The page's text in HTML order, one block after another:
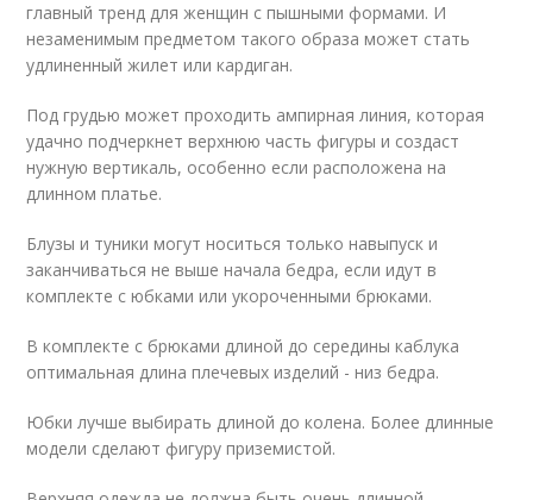
главный тренд для женщин с пышными формами. И
незаменимым предметом такого образа может стать
удлиненный жилет или кардиган.
Под грудью может проходить ампирная линия, которая
удачно подчеркнет верхнюю часть фигуры и создаст
нужную вертикаль, особенно если расположена на
длинном платье.
Блузы и туники могут носиться только навыпуск и
заканчиваться не выше начала бедра, если идут в
комплекте с юбками или укороченными брюками.
В комплекте с брюками длиной до середины каблука
оптимальная длина плечевых изделий - низ бедра.
Юбки лучше выбирать длиной до колена. Более длинные
модели сделают фигуру приземистой.